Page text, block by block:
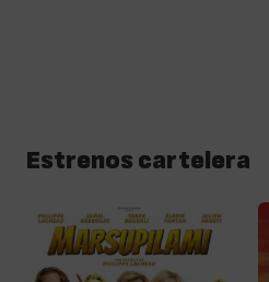
Estrenos cartelera